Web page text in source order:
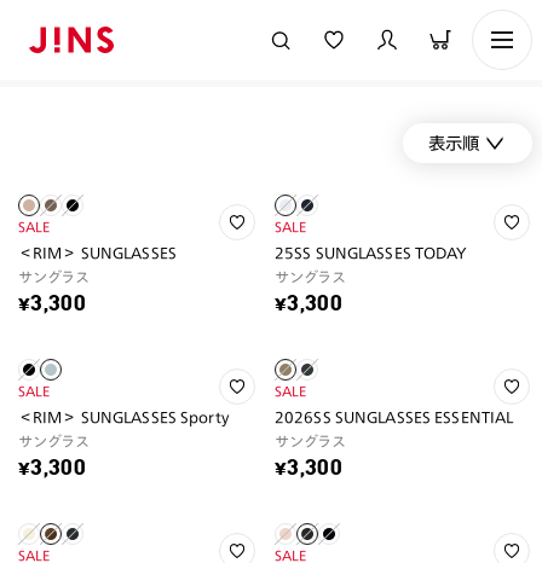
表示順
SALE
＜RIM＞ SUNGLASSES
サングラス
¥3,300
SALE
25SS SUNGLASSES TODAY
サングラス
¥3,300
SALE
＜RIM＞ SUNGLASSES Sporty
サングラス
¥3,300
SALE
2026SS SUNGLASSES ESSENTIAL
サングラス
¥3,300
SALE SALE